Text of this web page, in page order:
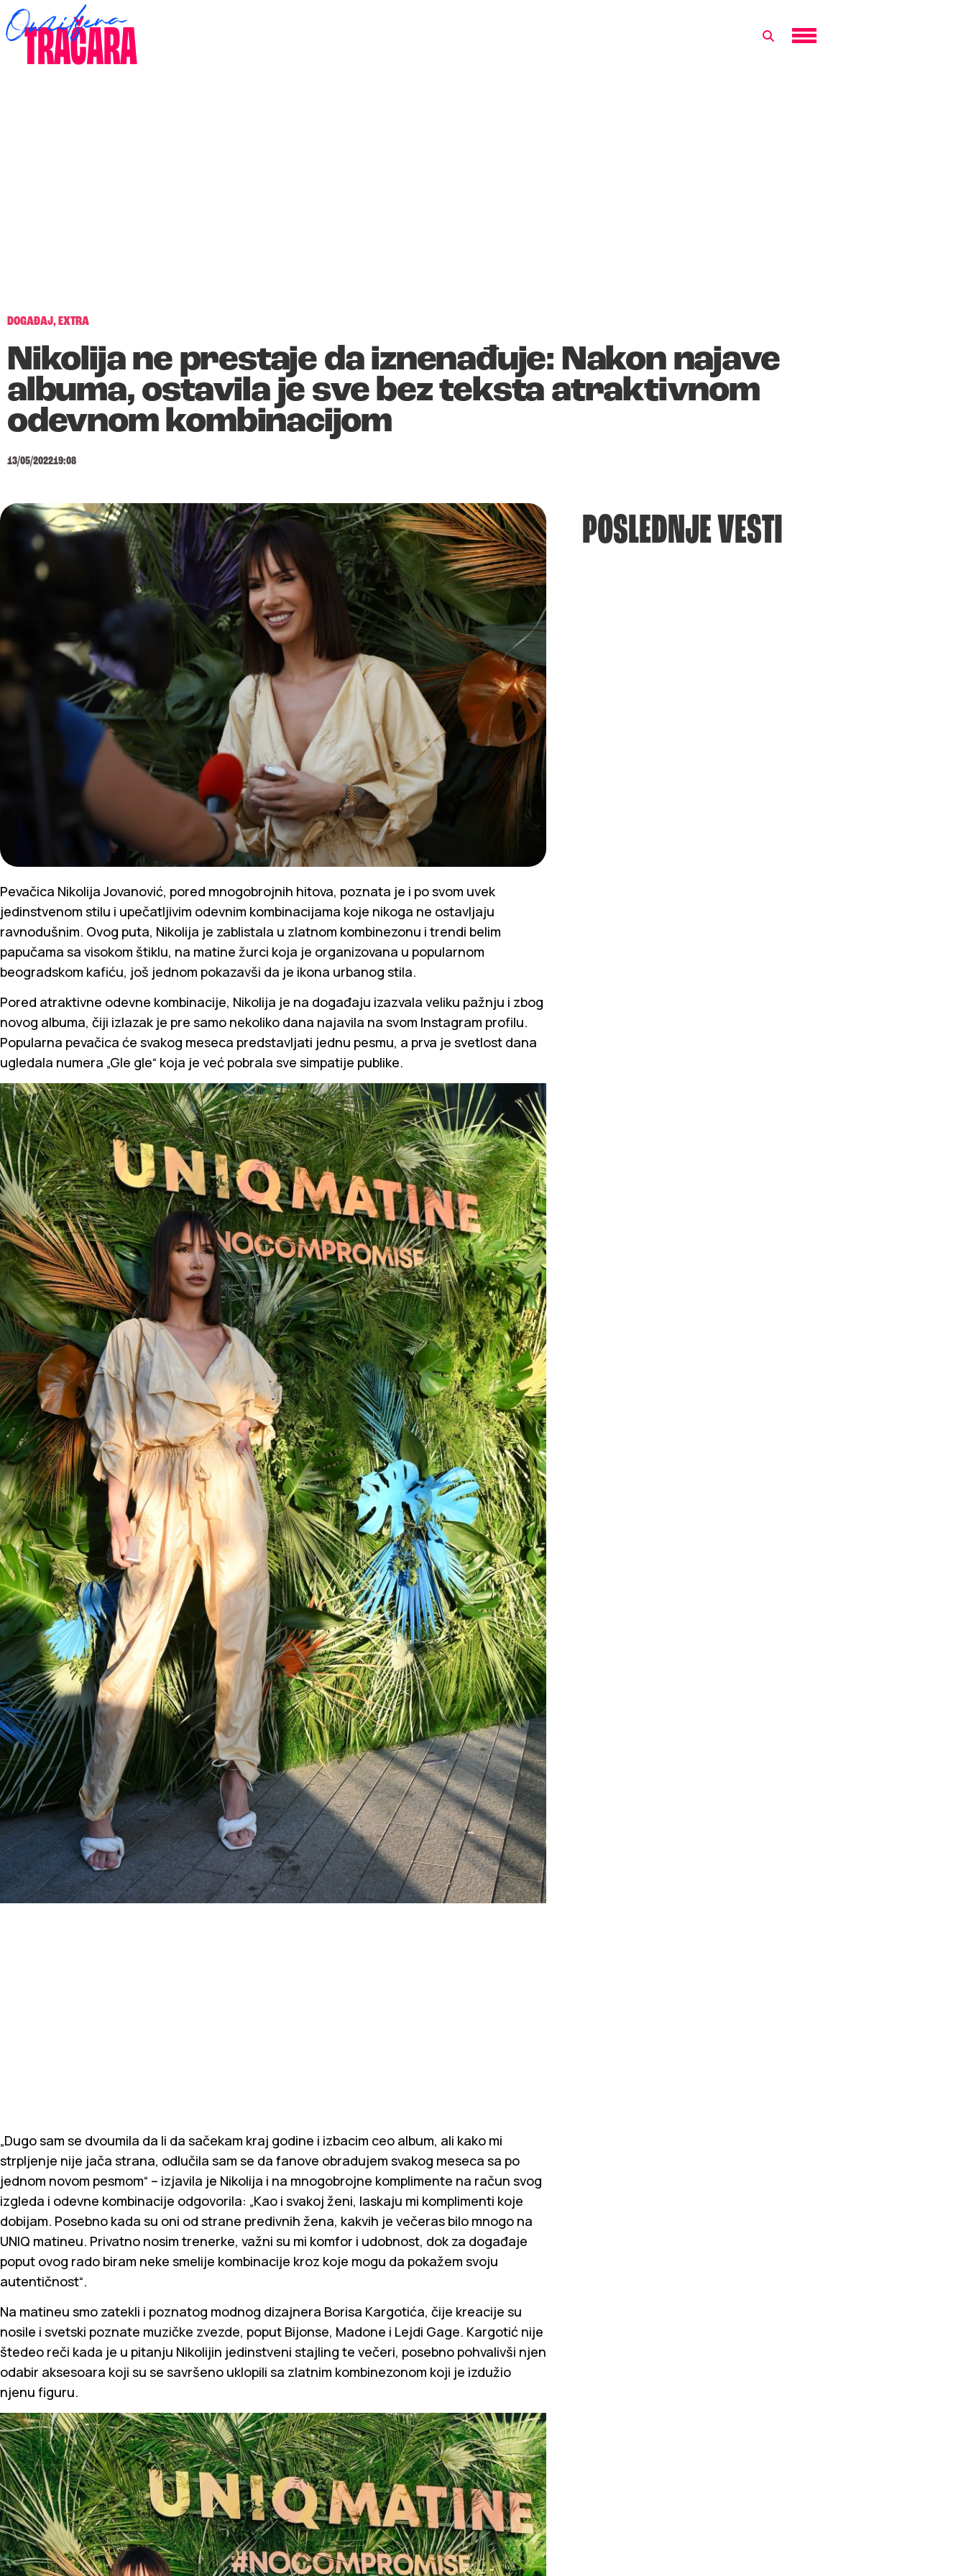
DOGAĐAJ,EXTRA
Nikolija ne prestaje da iznenađuje: Nakon najave
albuma, ostavila je sve bez teksta atraktivnom
odevnom kombinacijom
13/05/202219:08
Pevačica Nikolija Jovanović, pored mnogobrojnih hitova, poznata je i po svom uvek
jedinstvenom stilu i upečatljivim odevnim kombinacijama koje nikoga ne ostavljaju
ravnodušnim. Ovog puta, Nikolija je zablistala u zlatnom kombinezonu i trendi belim
papučama sa visokom štiklu, na matine žurci koja je organizovana u popularnom
beogradskom kafiću, još jednom pokazavši da je ikona urbanog stila.
Pored atraktivne odevne kombinacije, Nikolija je na događaju izazvala veliku pažnju i zbog
novog albuma, čiji izlazak je pre samo nekoliko dana najavila na svom Instagram profilu.
Popularna pevačica će svakog meseca predstavljati jednu pesmu, a prva je svetlost dana
ugledala numera „Gle gle“ koja je već pobrala sve simpatije publike.
„Dugo sam se dvoumila da li da sačekam kraj godine i izbacim ceo album, ali kako mi
strpljenje nije jača strana, odlučila sam se da fanove obradujem svakog meseca sa po
jednom novom pesmom“ – izjavila je Nikolija i na mnogobrojne komplimente na račun svog
izgleda i odevne kombinacije odgovorila: „Kao i svakoj ženi, laskaju mi komplimenti koje
dobijam. Posebno kada su oni od strane predivnih žena, kakvih je večeras bilo mnogo na
UNIQ matineu. Privatno nosim trenerke, važni su mi komfor i udobnost, dok za događaje
poput ovog rado biram neke smelije kombinacije kroz koje mogu da pokažem svoju
autentičnost“.
Na matineu smo zatekli i poznatog modnog dizajnera Borisa Kargotića, čije kreacije su
nosile i svetski poznate muzičke zvezde, poput Bijonse, Madone i Lejdi Gage. Kargotić nije
štedeo reči kada je u pitanju Nikolijin jedinstveni stajling te večeri, posebno pohvalivši njen
odabir aksesoara koji su se savršeno uklopili sa zlatnim kombinezonom koji je izdužio
njenu figuru.
POSLEDNJE VESTI